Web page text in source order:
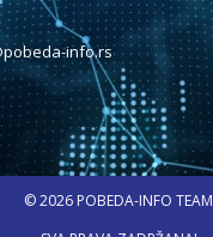
info.rs
© 2026 POBEDA-INFO TEAM